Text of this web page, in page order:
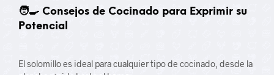
🧑‍🍳 Consejos de Cocinado para Exprimir su
Potencial
El solomillo es ideal para cualquier tipo de cocinado, desde la